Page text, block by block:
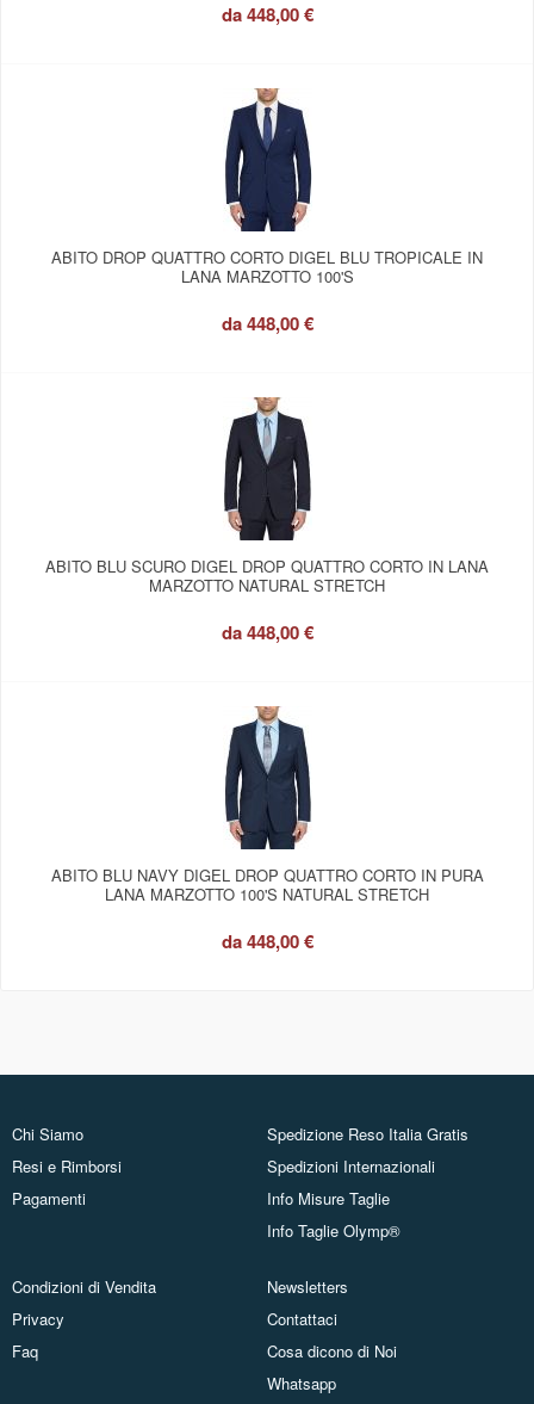
da448,00 €
ABITO DROP QUATTRO CORTO DIGEL BLU TROPICALE IN
LANA MARZOTTO 100'S
da448,00 €
ABITO BLU SCURO DIGEL DROP QUATTRO CORTO IN LANA
MARZOTTO NATURAL STRETCH
da448,00 €
ABITO BLU NAVY DIGEL DROP QUATTRO CORTO IN PURA
LANA MARZOTTO 100'S NATURAL STRETCH
da448,00 €
Chi Siamo
Resi e Rimborsi
Pagamenti
Spedizione Reso Italia Gratis
Spedizioni Internazionali
Info Misure Taglie
Info Taglie Olymp®
Condizioni di Vendita
Privacy
Faq
Newsletters
Contattaci
Cosa dicono di Noi
Whatsapp